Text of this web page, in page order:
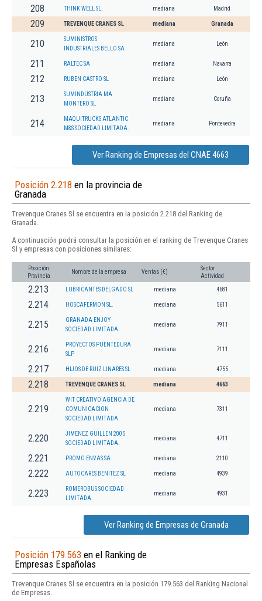
208 THINK WELL SL. mediana Madrid
209 TREVENQUE CRANES SL mediana Granada
210
SUMINISTROS
INDUSTRIALES BELLO SA
mediana León
211 RALTEC SA mediana Navarra
212 RUBEN CASTRO SL mediana León
213
SUMINDUSTRIA MA
MONTERO SL
mediana Coruña
214
MAQUITRUCKS ATLANTIC
M&S SOCIEDAD LIMITADA.
mediana Pontevedra
Ver Ranking de Empresas del CNAE 4663
Posición 2.218 en la provincia de
Granada
Trevenque Cranes Sl se encuentra en la posición 2.218 del Ranking de
Granada.
A continuación podrá consultar la posición en el ranking de Trevenque Cranes
Sl y empresas con posiciones similares:
Posición
Provincia
Nombre de la empresa Ventas (€)
Sector
Actividad
2.213 LUBRICANTES DELGADO SL mediana 4681
2.214 HOSCAFERMON SL. mediana 5611
2.215
GRANADA ENJOY
SOCIEDAD LIMITADA.
mediana 7911
2.216
PROYECTOS PUENTEDURA
SLP
mediana 7111
2.217 HIJOS DE RUIZ LINARES SL mediana 4755
2.218 TREVENQUE CRANES SL mediana 4663
2.219
WIT CREATIVO AGENCIA DE
COMUNICACION
SOCIEDAD LIMITADA.
mediana 7311
2.220
JIMENEZ GUILLEN 2005
SOCIEDAD LIMITADA.
mediana 4711
2.221 PROMO ENVAS SA mediana 2110
2.222 AUTOCARES BENITEZ SL mediana 4939
2.223
ROMEROBUS SOCIEDAD
LIMITADA.
mediana 4931
Ver Ranking de Empresas de Granada
Posición 179.563 en el Ranking de
Empresas Españolas
Trevenque Cranes Sl se encuentra en la posición 179.563 del Ranking Nacional
de Empresas.